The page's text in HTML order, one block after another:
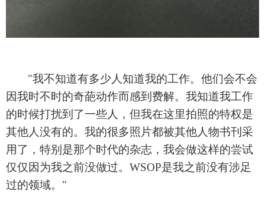
"我不知道有多少人知道我的工作。他们会不会
因我时不时的奇葩动作而感到费解。我知道我工作
的时候打扰到了一些人，但我在这里拍照的特权是
其他人没有的。我的很多照片都被其他人物书刊采
用了，特别是那个时代的杂志，我会做这样的尝试
仅仅因为我之前没做过。WSOP是我之前没有涉足
过的领域。"